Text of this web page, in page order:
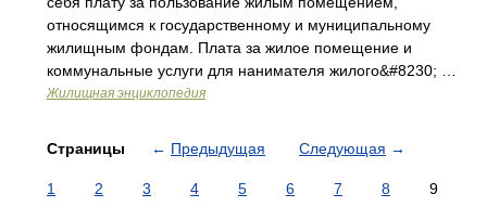
относящимся к государственному и муниципальному
жилищным фондам. Плата за жилое помещение и
коммунальные услуги для нанимателя жилого&#8230; …
Жилищная энциклопедия
Страницы ← Предыдущая Следующая →
1 2 3 4 5 6 7 8
9